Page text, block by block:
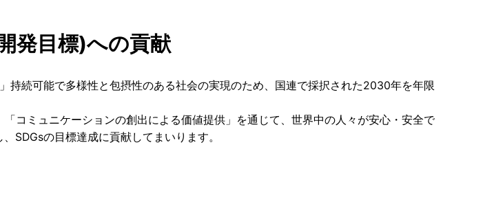
発目標)への貢献
持続可能で多様性と包摂性のある社会の実現のため、国連で採択された2030年を年限
コミュニケーションの創出による価値提供」を通じて、世界中の人々が安心・安全で
SDGsの目標達成に貢献してまいります。